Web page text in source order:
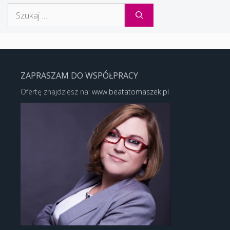
ZAPRASZAM DO WSPÓŁPRACY
Ofertę znajdziesz na: www.beatatomaszek.pl